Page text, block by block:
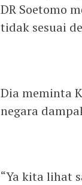
DR Soetomo
tidak sesuai
Dia meminta
negara
“Ya kita lihat